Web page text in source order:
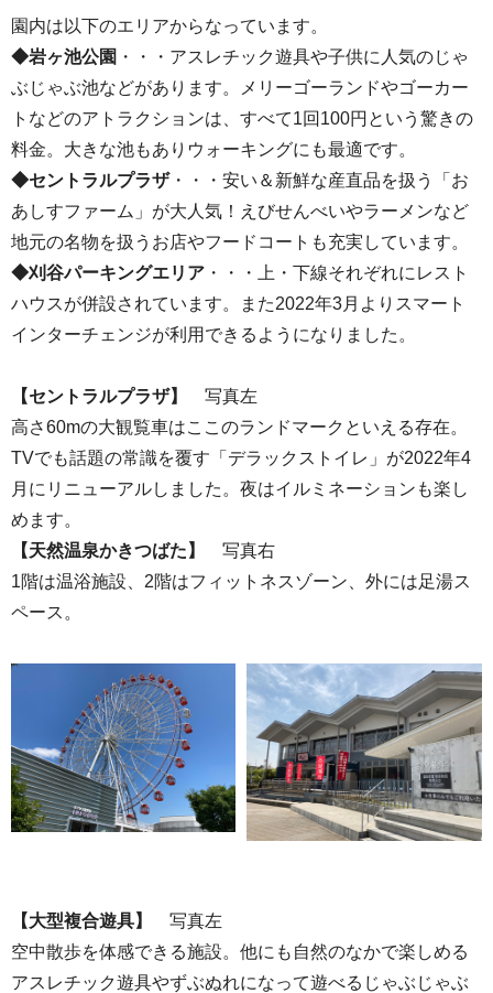
園内は以下のエリアからなっています。
◆岩ヶ池公園 ・・・アスレチック遊具や子供に人気のじゃ
ぶじゃぶ池などがあります。メリーゴーランドやゴーカー
トなどのアトラクションは、すべて1回100円という驚きの
料金。大きな池もありウォーキングにも最適です。
◆セントラルプラザ・・・安い＆新鮮な産直品を扱う「お
あしすファーム」が大人気！えびせんべいやラーメンなど
地元の名物を扱うお店やフードコートも充実しています。
◆刈谷パーキングエリア ・・・上・下線それぞれにレスト
ハウスが併設されています。また2022年3月よりスマート
インターチェンジが利用できるようになりました。
【セントラルプラザ】
写真左
高さ60mの大観覧車はここのランドマークといえる存在。
TVでも話題の常識を覆す「デラックストイレ」が2022年4
月にリニューアルしました。夜はイルミネーションも楽し
めます。
【天然温泉かきつばた】
写真右
1階は温浴施設、2階はフィットネスゾーン、外には足湯ス
ペース。
【大型複合遊具】
写真左
空中散歩を体感できる施設。他にも自然のなかで楽しめる
アスレチック遊具やずぶぬれになって遊べるじゃぶじゃぶ